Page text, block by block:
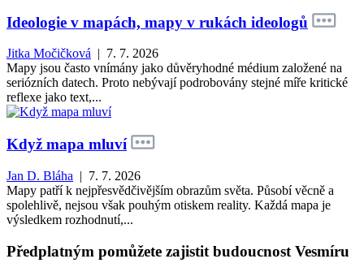
Ideologie v mapách, mapy v rukách ideologů
Jitka Močičková | 7. 7. 2026
Mapy jsou často vnímány jako důvěryhodné médium založené na
seriózních datech. Proto nebývají podrobovány stejné míře kritické
reflexe jako text,...
Když mapa mluví
Jan D. Bláha | 7. 7. 2026
Mapy patří k nejpřesvědčivějším obrazům světa. Působí věcně a
spolehlivě, nejsou však pouhým otiskem reality. Každá mapa je
výsledkem rozhodnutí,...
Předplatným pomůžete zajistit budoucnost Vesmíru